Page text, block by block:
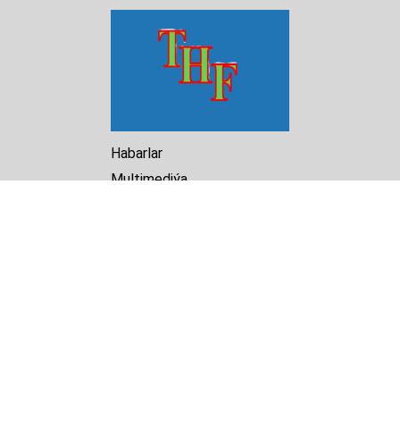
Habarlar
Multimediýa